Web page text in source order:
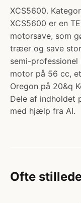
XCS5600.
XCS5600 er en
motorsave, som
træer og save
semi-
motor på 56 cc,
Oregon på 20&q
Dele af indholdet
med hjælp fra AI.
Ofte